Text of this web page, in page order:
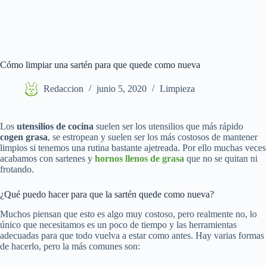
Cómo limpiar una sartén para que quede como nueva
Redaccion junio 5, 2020 Limpieza
Los utensilios de cocina suelen ser los utensilios que más rápido
cogen grasa, se estropean y suelen ser los más costosos de mantener
limpios si tenemos una rutina bastante ajetreada. Por ello muchas veces
acabamos con sartenes y hornos llenos de grasa que no se quitan ni
frotando.
¿Qué puedo hacer para que la sartén quede como nueva?
Muchos piensan que esto es algo muy costoso, pero realmente no, lo
único que necesitamos es un poco de tiempo y las herramientas
adecuadas para que todo vuelva a estar como antes. Hay varias formas
de hacerlo, pero la más comunes son: